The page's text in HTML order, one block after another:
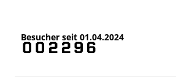
Besucher seit 01.04.2024